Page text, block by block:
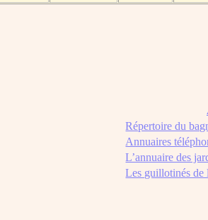
Répertoire du
Annuaires
L’annuaire des
Les guillotinés de